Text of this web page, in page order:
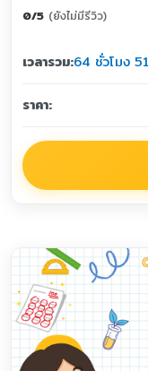
0/5 (ยังไม่มีรีวิว)
เวลารวม:64 ชั่วโมง
ราคา: